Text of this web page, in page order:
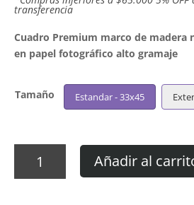
transferencia
Cuadro Premium marco de madera
en papel fotográfico alto gramaje
Tamaño Estandar - 33x45
Añadir al